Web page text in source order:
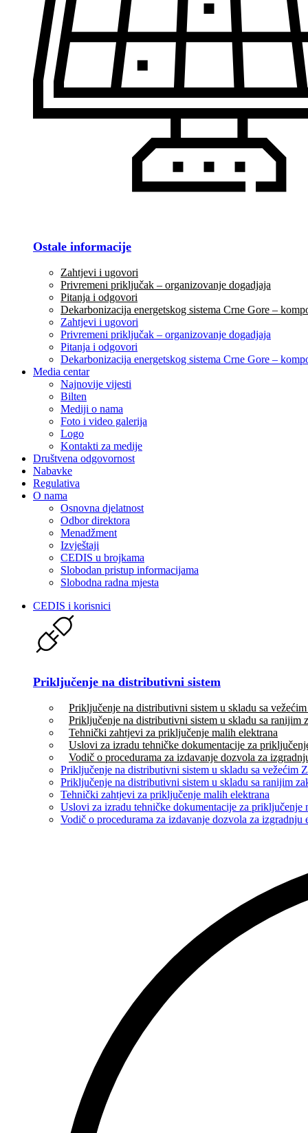
Ostale informacije
Zahtjevi i ugovori
Privremeni priključak – organizovanje dogadjaja
Pitanja i odgovori
Dekarbonizacija energetskog sistema Crne Gore –
Zahtjevi i ugovori
Privremeni priključak – organizovanje dogadjaja
Pitanja i odgovori
Dekarbonizacija energetskog sistema Crne Gore –
Media centar
Najnovije vijesti
Bilten
Mediji o nama
Foto i video galerija
Logo
Kontakti za medije
Društvena odgovornost
Nabavke
Regulativa
O nama
Osnovna djelatnost
Odbor direktora
Menadžment
Izvještaji
CEDIS u brojkama
Slobodan pristup informacijama
Slobodna radna mjesta
CEDIS i korisnici
Priključenje na distributivni sistem
Priključenje na distributivni sistem u skladu sa
Priključenje na distributivni sistem u skladu sa ranijim
Tehnički zahtjevi za priključenje malih elektrana
Uslovi za izradu tehničke dokumentacije za
Vodič o procedurama za izdavanje dozvola za
Priključenje na distributivni sistem u skladu sa vežećim
Priključenje na distributivni sistem u skladu sa ranijim
Tehnički zahtjevi za priključenje malih elektrana
Uslovi za izradu tehničke dokumentacije za priključenje
Vodič o procedurama za izdavanje dozvola za izgradnju